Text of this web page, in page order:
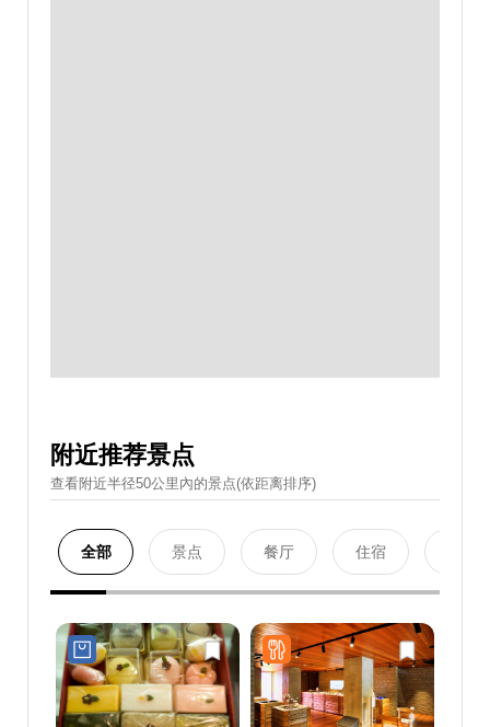
附近推荐景点
查看附近半径50公里內的景点(依距离排序)
全部 景点 餐厅 住宿